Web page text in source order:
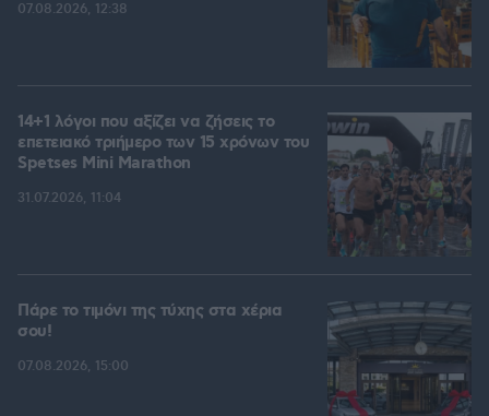
07.08.2026, 12:38
14+1 λόγοι που αξίζει να ζήσεις το
επετειακό τριήμερο των 15 χρόνων του
Spetses Mini Marathon
31.07.2026, 11:04
Πάρε το τιμόνι της τύχης στα χέρια
σου!
07.08.2026, 15:00